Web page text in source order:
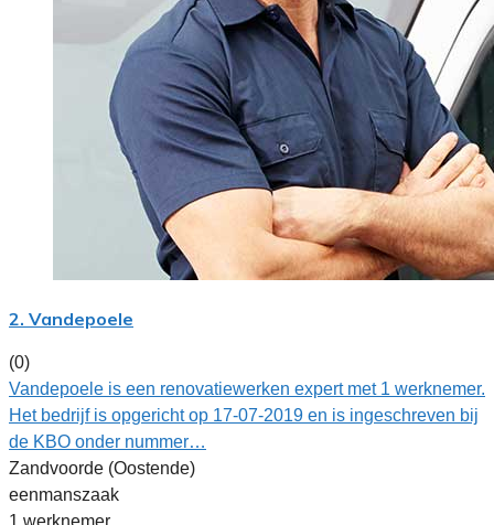
2. Vandepoele
(0)
Vandepoele is een renovatiewerken expert met 1 werknemer.
Het bedrijf is opgericht op 17-07-2019 en is ingeschreven bij
de KBO onder nummer…
Zandvoorde (Oostende)
eenmanszaak
1 werknemer